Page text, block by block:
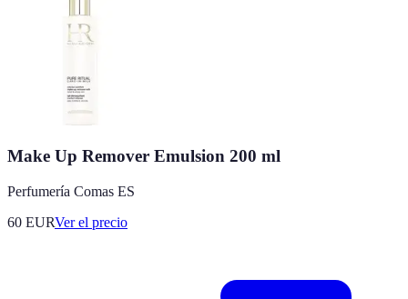
Make Up Remover Emulsion 200 ml
Perfumería Comas ES
60 EURVer el precio